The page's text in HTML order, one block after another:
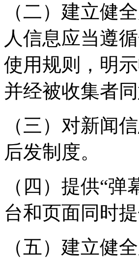
（二）建立健
人信息应当遵
使用规则，明
并经被收集者同
（三）对新闻
后发制度。
（四）提供“
台和页面同时
（五）建立健